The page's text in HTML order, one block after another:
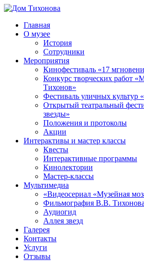
Перейти
содержимому
Дом
Тихонова
ППМВК
Главная
О музее
История
Сотрудники
Мероприятия
Кинофестиваль «17
Конкурс творческих работ
Тихонов»
Фестиваль уличных культур
Открытый театральный
звезды»
Положения и протоколы
Акции
Интерактивы и мастер классы
Квесты
Интерактивные программы
Кинолектории
Мастер-классы
Мультимедиа
«Видеосериал «Музейная
Фильмография В.В. Тихонова
Аудиогид
Аллея звезд
Галерея
Контакты
Услуги
Отзывы